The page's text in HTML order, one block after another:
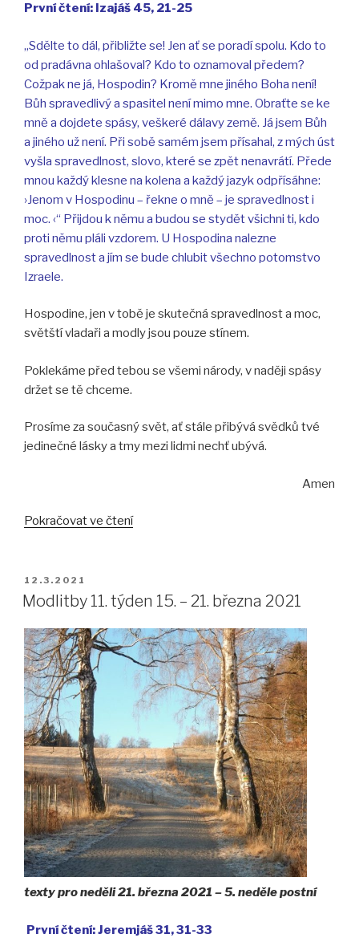
První čtení: Izajáš 45, 21-25
„Sdělte to dál, přibližte se! Jen ať se poradí spolu. Kdo to
od pradávna ohlašoval? Kdo to oznamoval předem?
Cožpak ne já, Hospodin? Kromě mne jiného Boha není!
Bůh spravedlivý a spasitel není mimo mne. Obraťte se ke
mně a dojdete spásy, veškeré dálavy země. Já jsem Bůh
a jiného už není. Při sobě samém jsem přísahal, z mých úst
vyšla spravedlnost, slovo, které se zpět nenavrátí. Přede
mnou každý klesne na kolena a každý jazyk odpřísáhne:
›Jenom v Hospodinu – řekne o mně – je spravedlnost i
moc. ‹“ Přijdou k němu a budou se stydět všichni ti, kdo
proti němu pláli vzdorem. U Hospodina nalezne
spravedlnost a jím se bude chlubit všechno potomstvo
Izraele.
Hospodine, jen v tobě je skutečná spravedlnost a moc,
světští vladaři a modly jsou pouze stínem.
Poklekáme před tebou se všemi národy, v naději spásy
držet se tě chceme.
Prosíme za současný svět, ať stále přibývá svědků tvé
jedinečné lásky a tmy mezi lidmi nechť ubývá.
Amen
Pokračovat ve čtení„Modlitby
28. března
PUBLIKOVÁNO
12.3.2021
Modlitby 11. týden 15. – 21. března 2021
texty pro neděli 21. března 2021 – 5. neděle postní
První čtení: Jeremjáš 31, 31-33